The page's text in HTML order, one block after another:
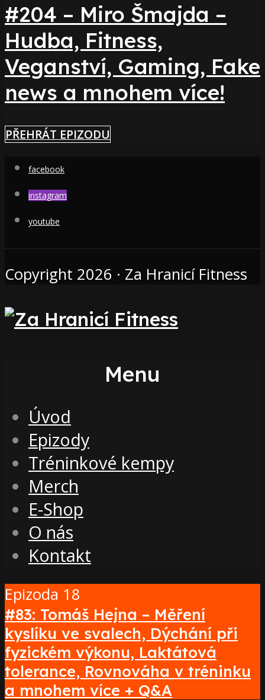
#204 – Miro Šmajda –
Hudba, Fitness,
Veganství, Gaming, Fake
news a mnohem více!
PŘEHRÁT EPIZODU
facebook
instagram
youtube
Copyright 2026 · Za Hranicí Fitness
Menu
Úvod
Epizody
Tréninkové kempy
Merch
E-Shop
O nás
Kontakt
Epizoda 18
#83: Tomáš Hejna – Měření
kyslíku ve svalech, Dýchání při
fyzickém výkonu, Laktátová
tolerance, Rovnováha v tréninku
a mnohem více + Q&A